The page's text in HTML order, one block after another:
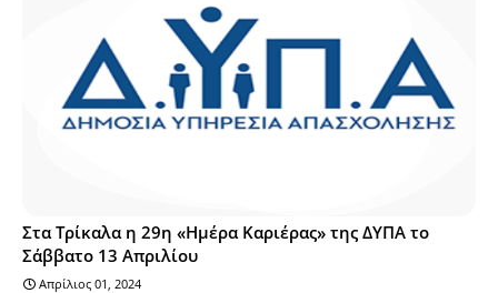
Στα Τρίκαλα η 29η «Ημέρα Καριέρας» της ΔΥΠΑ το
Σάββατο 13 Απριλίου
Απρίλιος 01, 2024